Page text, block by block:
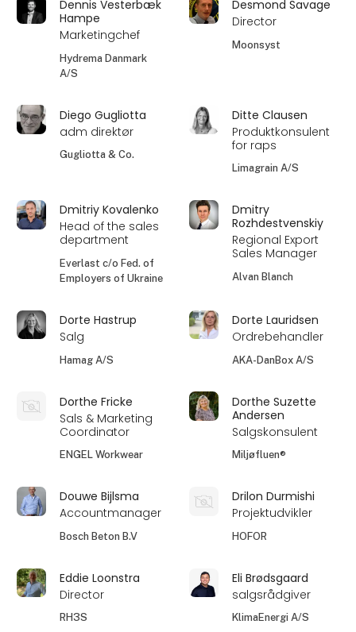
Dennis Vesterbæk
Hampe
Marketingchef
Hydrema Danmark
A/S
Desmond Savage
Director
Moonsyst
Diego Gugliotta
adm direktør
Gugliotta & Co.
Ditte Clausen
Produktkonsulent
for raps
Limagrain A/S
Dmitriy Kovalenko
Head of the sales
department
Everlast c/o Fed. of
Employers of Ukraine
Dmitry
Rozhdestvenskiy
Regional Export
Sales Manager
Alvan Blanch
Dorte Hastrup
Salg
Hamag A/S
Dorte Lauridsen
Ordrebehandler
AKA-DanBox A/S
Dorthe Fricke
Sals & Marketing
Coordinator
ENGEL Workwear
Dorthe Suzette
Andersen
Salgskonsulent
Miljøfluen®
Douwe Bijlsma
Accountmanager
Bosch Beton B.V
Drilon Durmishi
Projektudvikler
HOFOR
Eddie Loonstra
Director
RH3S
Eli Brødsgaard
salgsrådgiver
KlimaEnergi A/S